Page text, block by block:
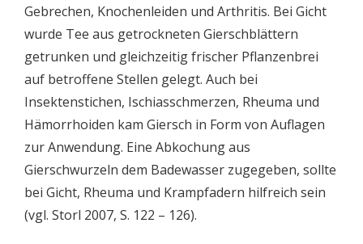
Gebrechen, Knochenleiden und Arthritis. Bei Gicht
wurde Tee aus getrockneten Gierschblättern
getrunken und gleichzeitig frischer Pflanzenbrei
auf betroffene Stellen gelegt. Auch bei
Insektenstichen, Ischiasschmerzen, Rheuma und
Hämorrhoiden kam Giersch in Form von Auflagen
zur Anwendung. Eine Abkochung aus
Gierschwurzeln dem Badewasser zugegeben, sollte
bei Gicht, Rheuma und Krampfadern hilfreich sein
(vgl. Storl 2007, S. 122 – 126).